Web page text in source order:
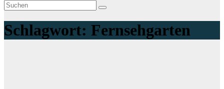
Schlagwort: Fernsehgarten